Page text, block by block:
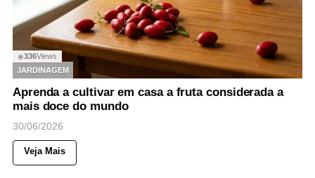
◉336Views
JARDINAGEM
Aprenda a cultivar em casa a fruta considerada a
mais doce do mundo
30/06/2026
Veja Mais